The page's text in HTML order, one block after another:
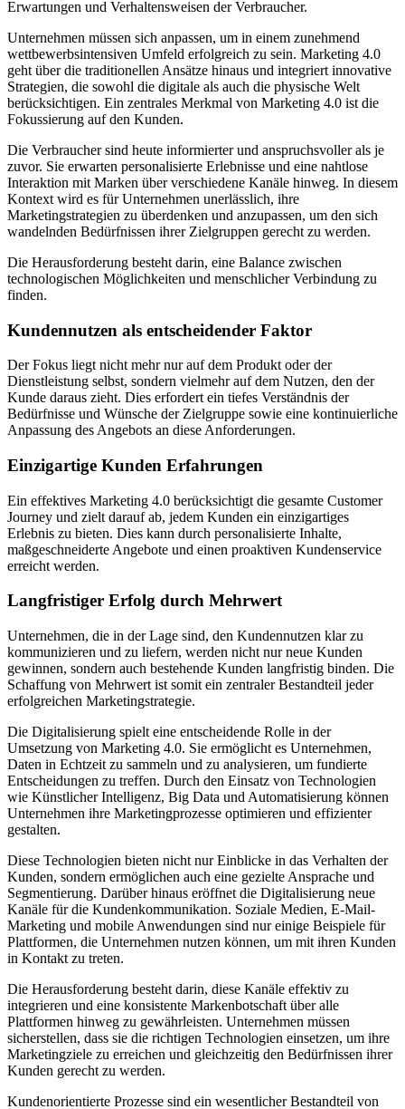
Erwartungen und Verhaltensweisen der Verbraucher.
Unternehmen müssen sich anpassen, um in einem zunehmend
wettbewerbsintensiven Umfeld erfolgreich zu sein. Marketing 4.0
geht über die traditionellen Ansätze hinaus und integriert innovative
Strategien, die sowohl die digitale als auch die physische Welt
berücksichtigen. Ein zentrales Merkmal von Marketing 4.0 ist die
Fokussierung auf den Kunden.
Die Verbraucher sind heute informierter und anspruchsvoller als je
zuvor. Sie erwarten personalisierte Erlebnisse und eine nahtlose
Interaktion mit Marken über verschiedene Kanäle hinweg. In diesem
Kontext wird es für Unternehmen unerlässlich, ihre
Marketingstrategien zu überdenken und anzupassen, um den sich
wandelnden Bedürfnissen ihrer Zielgruppen gerecht zu werden.
Die Herausforderung besteht darin, eine Balance zwischen
technologischen Möglichkeiten und menschlicher Verbindung zu
finden.
Kundennutzen als entscheidender Faktor
Der Fokus liegt nicht mehr nur auf dem Produkt oder der
Dienstleistung selbst, sondern vielmehr auf dem Nutzen, den der
Kunde daraus zieht. Dies erfordert ein tiefes Verständnis der
Bedürfnisse und Wünsche der Zielgruppe sowie eine kontinuierliche
Anpassung des Angebots an diese Anforderungen.
Einzigartige Kunden Erfahrungen
Ein effektives Marketing 4.0 berücksichtigt die gesamte Customer
Journey und zielt darauf ab, jedem Kunden ein einzigartiges
Erlebnis zu bieten. Dies kann durch personalisierte Inhalte,
maßgeschneiderte Angebote und einen proaktiven Kundenservice
erreicht werden.
Langfristiger Erfolg durch Mehrwert
Unternehmen, die in der Lage sind, den Kundennutzen klar zu
kommunizieren und zu liefern, werden nicht nur neue Kunden
gewinnen, sondern auch bestehende Kunden langfristig binden. Die
Schaffung von Mehrwert ist somit ein zentraler Bestandteil jeder
erfolgreichen Marketingstrategie.
Die Digitalisierung spielt eine entscheidende Rolle in der
Umsetzung von Marketing 4.0. Sie ermöglicht es Unternehmen,
Daten in Echtzeit zu sammeln und zu analysieren, um fundierte
Entscheidungen zu treffen. Durch den Einsatz von Technologien
wie Künstlicher Intelligenz, Big Data und Automatisierung können
Unternehmen ihre Marketingprozesse optimieren und effizienter
gestalten.
Diese Technologien bieten nicht nur Einblicke in das Verhalten der
Kunden, sondern ermöglichen auch eine gezielte Ansprache und
Segmentierung. Darüber hinaus eröffnet die Digitalisierung neue
Kanäle für die Kundenkommunikation. Soziale Medien, E-Mail-
Marketing und mobile Anwendungen sind nur einige Beispiele für
Plattformen, die Unternehmen nutzen können, um mit ihren Kunden
in Kontakt zu treten.
Die Herausforderung besteht darin, diese Kanäle effektiv zu
integrieren und eine konsistente Markenbotschaft über alle
Plattformen hinweg zu gewährleisten. Unternehmen müssen
sicherstellen, dass sie die richtigen Technologien einsetzen, um ihre
Marketingziele zu erreichen und gleichzeitig den Bedürfnissen ihrer
Kunden gerecht zu werden.
Kundenorientierte Prozesse sind ein wesentlicher Bestandteil von